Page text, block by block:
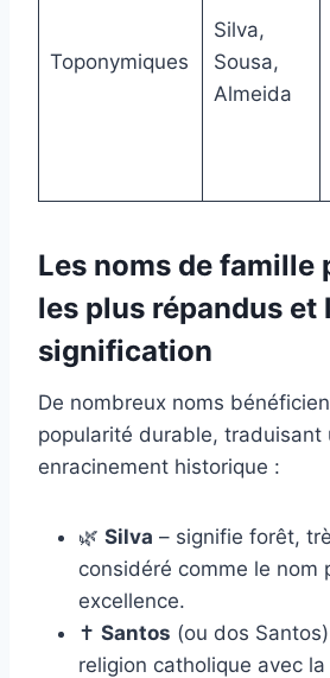
Toponymiques
Silva,
Sousa,
Almeida
Les noms de famille
les plus répandus et
signification
De nombreux noms
popularité durable, traduisant
enracinement historique :
🌿 Silva – signifie forêt,
considéré comme le nom
excellence.
✝️ Santos (ou dos
religion catholique avec